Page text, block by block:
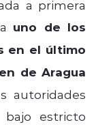
a primera
uno de los
en el último
de Aragua
autoridades
bajo estricto